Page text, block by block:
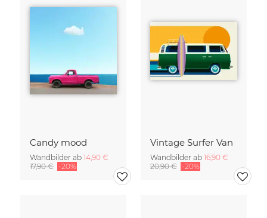
Candy mood
Wandbilder ab 14,90 €
17,90 € -20%
Vintage Surfer Van
Wandbilder ab 16,90 €
20,90 € -20%